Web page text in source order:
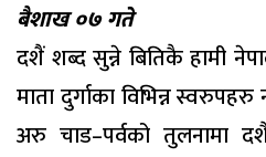
बैशाख ०७ गते
दशैं शब्द सुन्ने बितिकै हामी
माता दुर्गाका विभिन्न स्वरुपहरु
अरु चाड–पर्वको तुलनामा